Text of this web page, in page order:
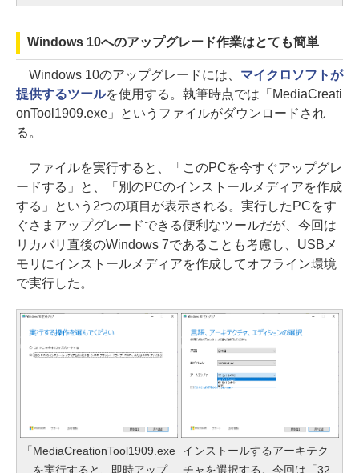
Windows 10へのアップグレード作業はとても簡単
Windows 10のアップグレードには、 マイクロソフトが
提供するツールを使用する。執筆時点では「MediaCreati
onTool1909.exe」というファイルがダウンロードされ
る。
ファイルを実行すると、「このPCを今すぐアップグレ
ードする」と、「別のPCのインストールメディアを作成
する」という2つの項目が表示される。実行したPCをす
ぐさまアップグレードできる便利なツールだが、今回は
リカバリ直後のWindows 7であることも考慮し、USBメ
モリにインストールメディアを作成してオフライン環境
で実行した。
「MediaCreationTool1909.exe
」を実行すると、即時アップ
インストールするアーキテク
チャを選択する。今回は「32